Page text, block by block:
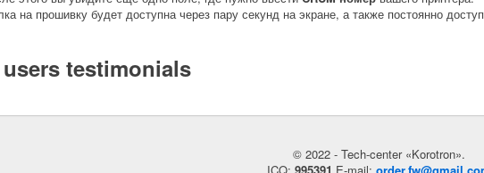
на прошивку будет доступна через пару секунд на экране, а также постоянно
testimonials
© 2022 - Tech-center «Korotron».